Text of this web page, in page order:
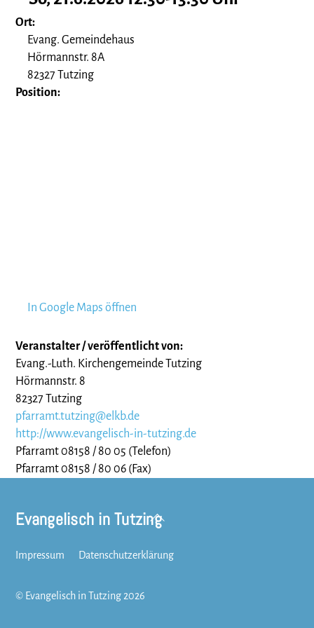
Ort:
Evang. Gemeindehaus
Hörmannstr. 8A
82327 Tutzing
Position:
In Google Maps öffnen
Veranstalter / veröffentlicht von:
Evang.-Luth. Kirchengemeinde Tutzing
Hörmannstr. 8
82327 Tutzing
pfarramt.tutzing@elkb.de
http://www.evangelisch-in-tutzing.de
Pfarramt 08158 / 80 05 (Telefon)
Pfarramt 08158 / 80 06 (Fax)
Back
To
Evangelisch in Tutzing
Impressum Datenschutzerklärung
© Evangelisch in Tutzing2026